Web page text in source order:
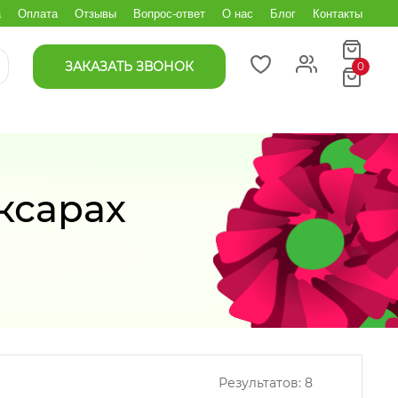
Оплата Отзывы Вопрос-ответ О нас Блог Контакты
ЗАКАЗАТЬ ЗВОНОК 0
Результатов: 8